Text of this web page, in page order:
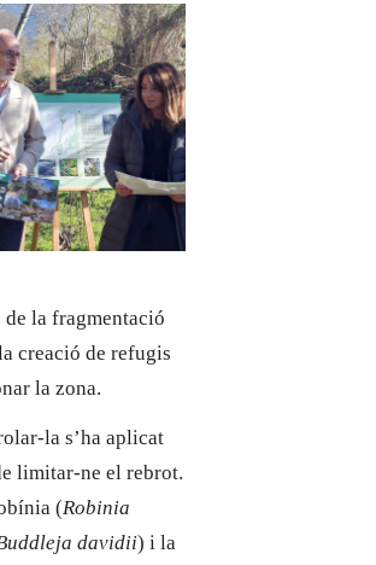
la fragmentació
creació de refugis
la zona.
la s’ha aplicat
limitar-ne el rebrot.
(Robinia
davidii) i la